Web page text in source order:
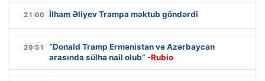
21:00 İlham Əliyev Trampa məktub göndərdi
20:51
“Donald Tramp Ermənistan və Azərbaycan
arasında sülhə nail olub” -Rubio